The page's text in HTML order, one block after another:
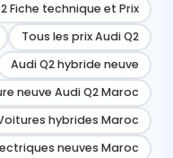
Fiche technique et Prix
Tous les prix Audi Q2
Audi Q2 hybride neuve
neuve Audi Q2 Maroc
hybrides Maroc
neuves Maroc